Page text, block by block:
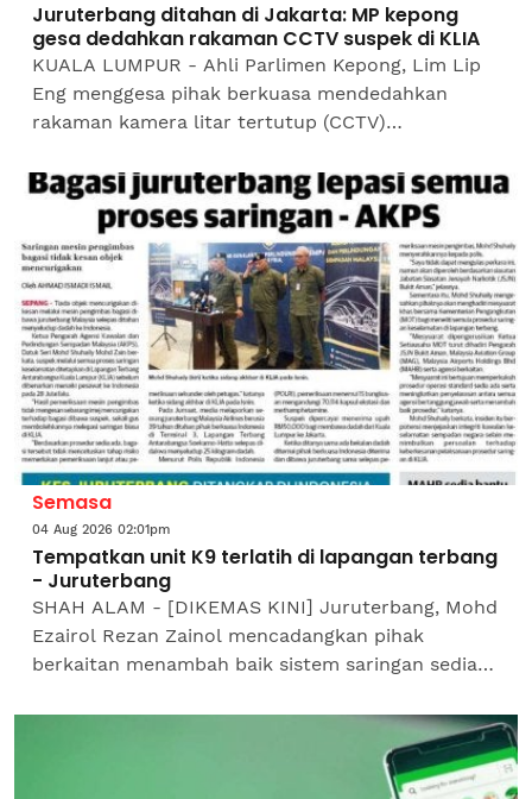
Juruterbang ditahan di Jakarta: MP kepong
gesa dedahkan rakaman CCTV suspek di KLIA
KUALA LUMPUR - Ahli Parlimen Kepong, Lim Lip
Eng menggesa pihak berkuasa mendedahkan
rakaman kamera litar tertutup (CCTV)
juruterbang yang ditahan di Indonesia...
Semasa
04 Aug 2026 02:01pm
Tempatkan unit K9 terlatih di lapangan terbang
- Juruterbang
SHAH ALAM - [DIKEMAS KINI] Juruterbang, Mohd
Ezairol Rezan Zainol mencadangkan pihak
berkaitan menambah baik sistem saringan sedia
Unit Anjing Pengesan (K9)...